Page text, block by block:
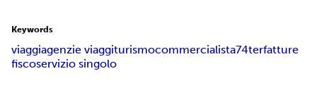
Keywords
viaggiagenzie viaggiturismocommercialista74terfatture
fiscoservizio singolo